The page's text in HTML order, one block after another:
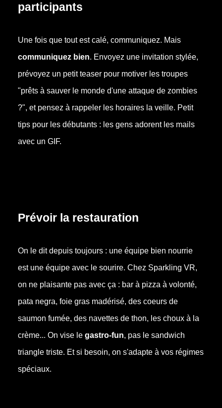
participants
Une fois que tout est calé, communiquez. Mais
communiquez bien. Envoyez une invitation stylée,
prévoyez un petit teaser pour motiver les troupes
"prêts à sauver le monde d'une attaque de zombies
?", et pensez à rappeler les horaires la veille. Petit
tips pour les débutants : les gens adorent les mails
avec un GIF.
Prévoir la restauration
On le dit depuis toujours : une équipe bien nourrie
est une équipe avec le sourire. Chez Sparkling VR,
on ne plaisante pas avec ça : bar à pizza à volonté,
pata negra, foie gras madérisé, des coeurs de
saumon fumée, des navettes de thon, les choux à la
crème... On vise le gastro-fun, pas le sandwich
triangle triste. Et si besoin, on s'adapte à vos régimes
spéciaux.